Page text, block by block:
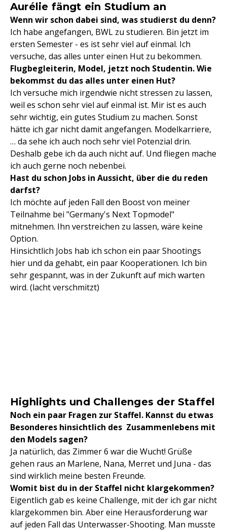
Aurélie fängt ein Studium an
Wenn wir schon dabei sind, was studierst du denn?
Ich habe angefangen, BWL zu studieren. Bin jetzt im
ersten Semester - es ist sehr viel auf einmal. Ich
versuche, das alles unter einen Hut zu bekommen.
Flugbegleiterin, Model, jetzt noch Studentin. Wie
bekommst du das alles unter einen Hut?
Ich versuche mich irgendwie nicht stressen zu lassen,
weil es schon sehr viel auf einmal ist. Mir ist es auch
sehr wichtig, ein gutes Studium zu machen. Sonst
hätte ich gar nicht damit angefangen. Modelkarriere,
… da sehe ich auch noch sehr viel Potenzial drin.
Deshalb gebe ich da auch nicht auf. Und fliegen mache
ich auch gerne noch nebenbei.
Hast du schon Jobs in Aussicht, über die du reden
darfst?
Ich möchte auf jeden Fall den Boost von meiner
Teilnahme bei "Germany's Next Topmodel"
mitnehmen. Ihn verstreichen zu lassen, wäre keine
Option.
Hinsichtlich Jobs hab ich schon ein paar Shootings
hier und da gehabt, ein paar Kooperationen. Ich bin
sehr gespannt, was in der Zukunft auf mich warten
wird. (lacht verschmitzt)
Highlights und Challenges der Staffel
Noch ein paar Fragen zur Staffel. Kannst du etwas
Besonderes hinsichtlich des Zusammenlebens mit
den Models sagen?
Ja natürlich, das Zimmer 6 war die Wucht! Grüße
gehen raus an Marlene, Nana, Merret und Juna - das
sind wirklich meine besten Freunde.
Womit bist du in der Staffel nicht klargekommen?
Eigentlich gab es keine Challenge, mit der ich gar nicht
klargekommen bin. Aber eine Herausforderung war
auf jeden Fall das Unterwasser-Shooting. Man musste